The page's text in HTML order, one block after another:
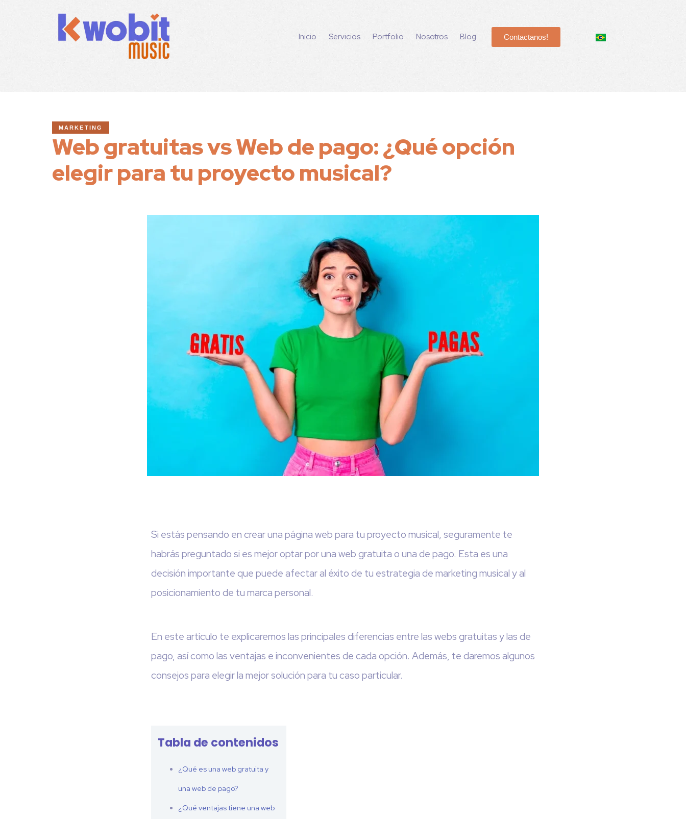
Inicio Servicios Portfolio Nosotros Blog Contactanos!
MARKETING
Web gratuitas vs Web de pago: ¿Qué opción
elegir para tu proyecto musical?
Si estás pensando en crear una página web para tu proyecto musical, seguramente te
habrás preguntado si es mejor optar por una web gratuita o una de pago. Esta es una
decisión importante que puede afectar al éxito de tu estrategia de marketing musical y al
posicionamiento de tu marca personal.
En este artículo te explicaremos las principales diferencias entre las webs gratuitas y las de
pago, así como las ventajas e inconvenientes de cada opción. Además, te daremos algunos
consejos para elegir la mejor solución para tu caso particular.
Tabla de contenidos
¿Qué es una web gratuita y
una web de pago?
¿Qué ventajas tiene una web